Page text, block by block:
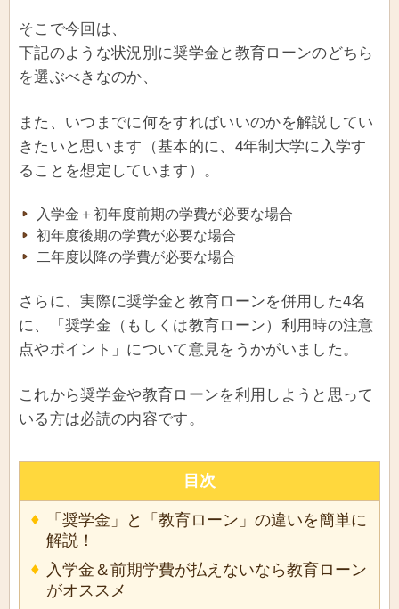
そこで今回は、
下記のような状況別に奨学金と教育ローンのどちら
を選ぶべきなのか、
また、いつまでに何をすればいいのかを解説してい
きたいと思います（基本的に、4年制大学に入学す
ることを想定しています）。
入学金＋初年度前期の学費が必要な場合
初年度後期の学費が必要な場合
二年度以降の学費が必要な場合
さらに、実際に奨学金と教育ローンを併用した4名
に、「奨学金（もしくは教育ローン）利用時の注意
点やポイント」について意見をうかがいました。
これから奨学金や教育ローンを利用しようと思って
いる方は必読の内容です。
目次
「奨学金」と「教育ローン」の違いを簡単に
解説！
入学金＆前期学費が払えないなら教育ローン
がオススメ